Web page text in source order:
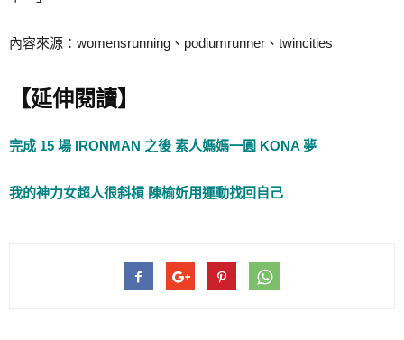
內容來源：womensrunning、podiumrunner、twincities
【延伸閱讀】
完成 15 場 IRONMAN 之後 素人媽媽一圓 KONA 夢
我的神力女超人很斜槓 陳榆妡用運動找回自己